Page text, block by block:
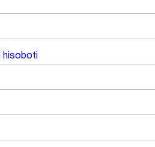
hisoboti